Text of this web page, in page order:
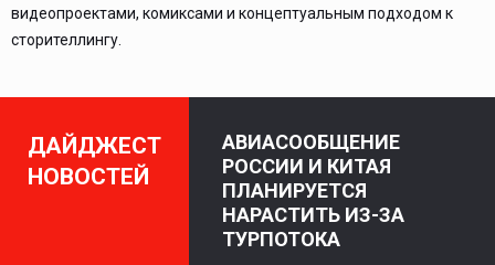
видеопроектами, комиксами и концептуальным подходом к
сторителлингу.
ДАЙДЖЕСТ
НОВОСТЕЙ
АВИАСООБЩЕНИЕ
РОССИИ И КИТАЯ
ПЛАНИРУЕТСЯ
НАРАСТИТЬ ИЗ-ЗА
ТУРПОТОКА